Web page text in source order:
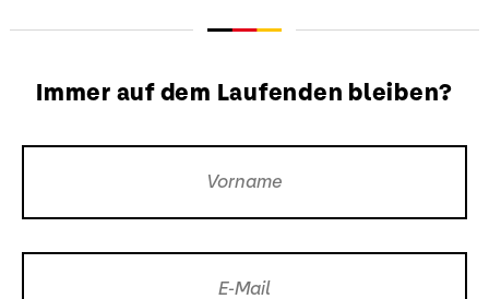
Immer auf dem Laufenden bleiben?